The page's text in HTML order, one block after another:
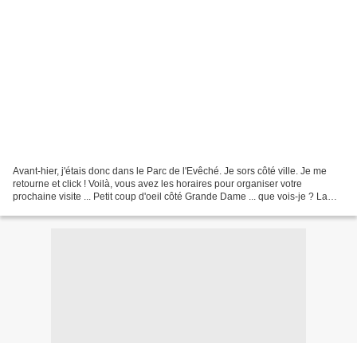
Avant-hier, j'étais donc dans le Parc de l'Evêché. Je sors côté ville. Je me
retourne et click ! Voilà, vous avez les horaires pour organiser votre
prochaine visite ... Petit coup d'oeil côté Grande Dame ... que vois-je ? La